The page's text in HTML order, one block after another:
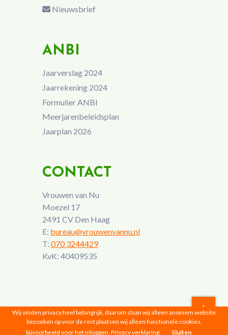
Nieuwsbrief
ANBI
Jaarverslag 2024
Jaarrekening 2024
Formulier ANBI
Meerjarenbeleidsplan
Jaarplan 2026
CONTACT
Vrouwen van Nu
Moezel 17
2491 CV Den Haag
E: bureau@vrouwenvannu.nl
T: 070 3244429
KvK: 40409535
Vrouwen van Nu © 2026 |Privacyverklaring
Wij vinden privacy heel belangrijk, daarom slaan wij alleen anoniem website
bezoeken op voor de rest plaatsen wij alleen functionele cookies,
bijvoorbeeld voor het inloggen. Privacy verklaring Sluiten